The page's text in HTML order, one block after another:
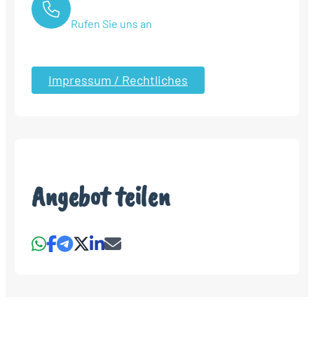
Rufen Sie uns an
Impressum / Rechtliches
Angebot teilen